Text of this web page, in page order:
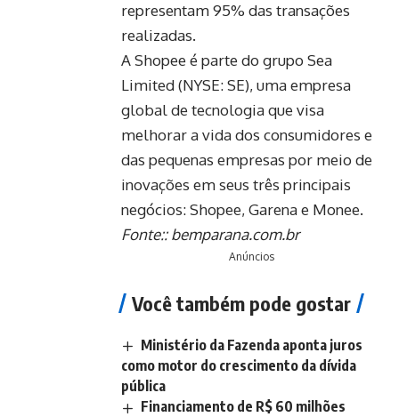
representam 95% das transações
realizadas.
A Shopee é parte do grupo Sea
Limited (NYSE: SE), uma empresa
global de tecnologia que visa
melhorar a vida dos consumidores e
das pequenas empresas por meio de
inovações em seus três principais
negócios: Shopee, Garena e Monee.
Fonte::bemparana.com.br
Anúncios
Você também pode gostar
Ministério da Fazenda aponta juros
como motor do crescimento da dívida
pública
Financiamento de R$ 60 milhões